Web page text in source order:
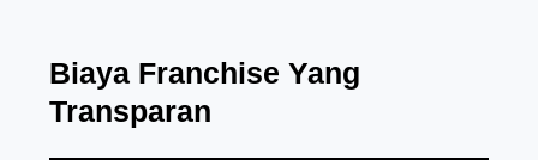
Biaya Franchise Yang
Transparan